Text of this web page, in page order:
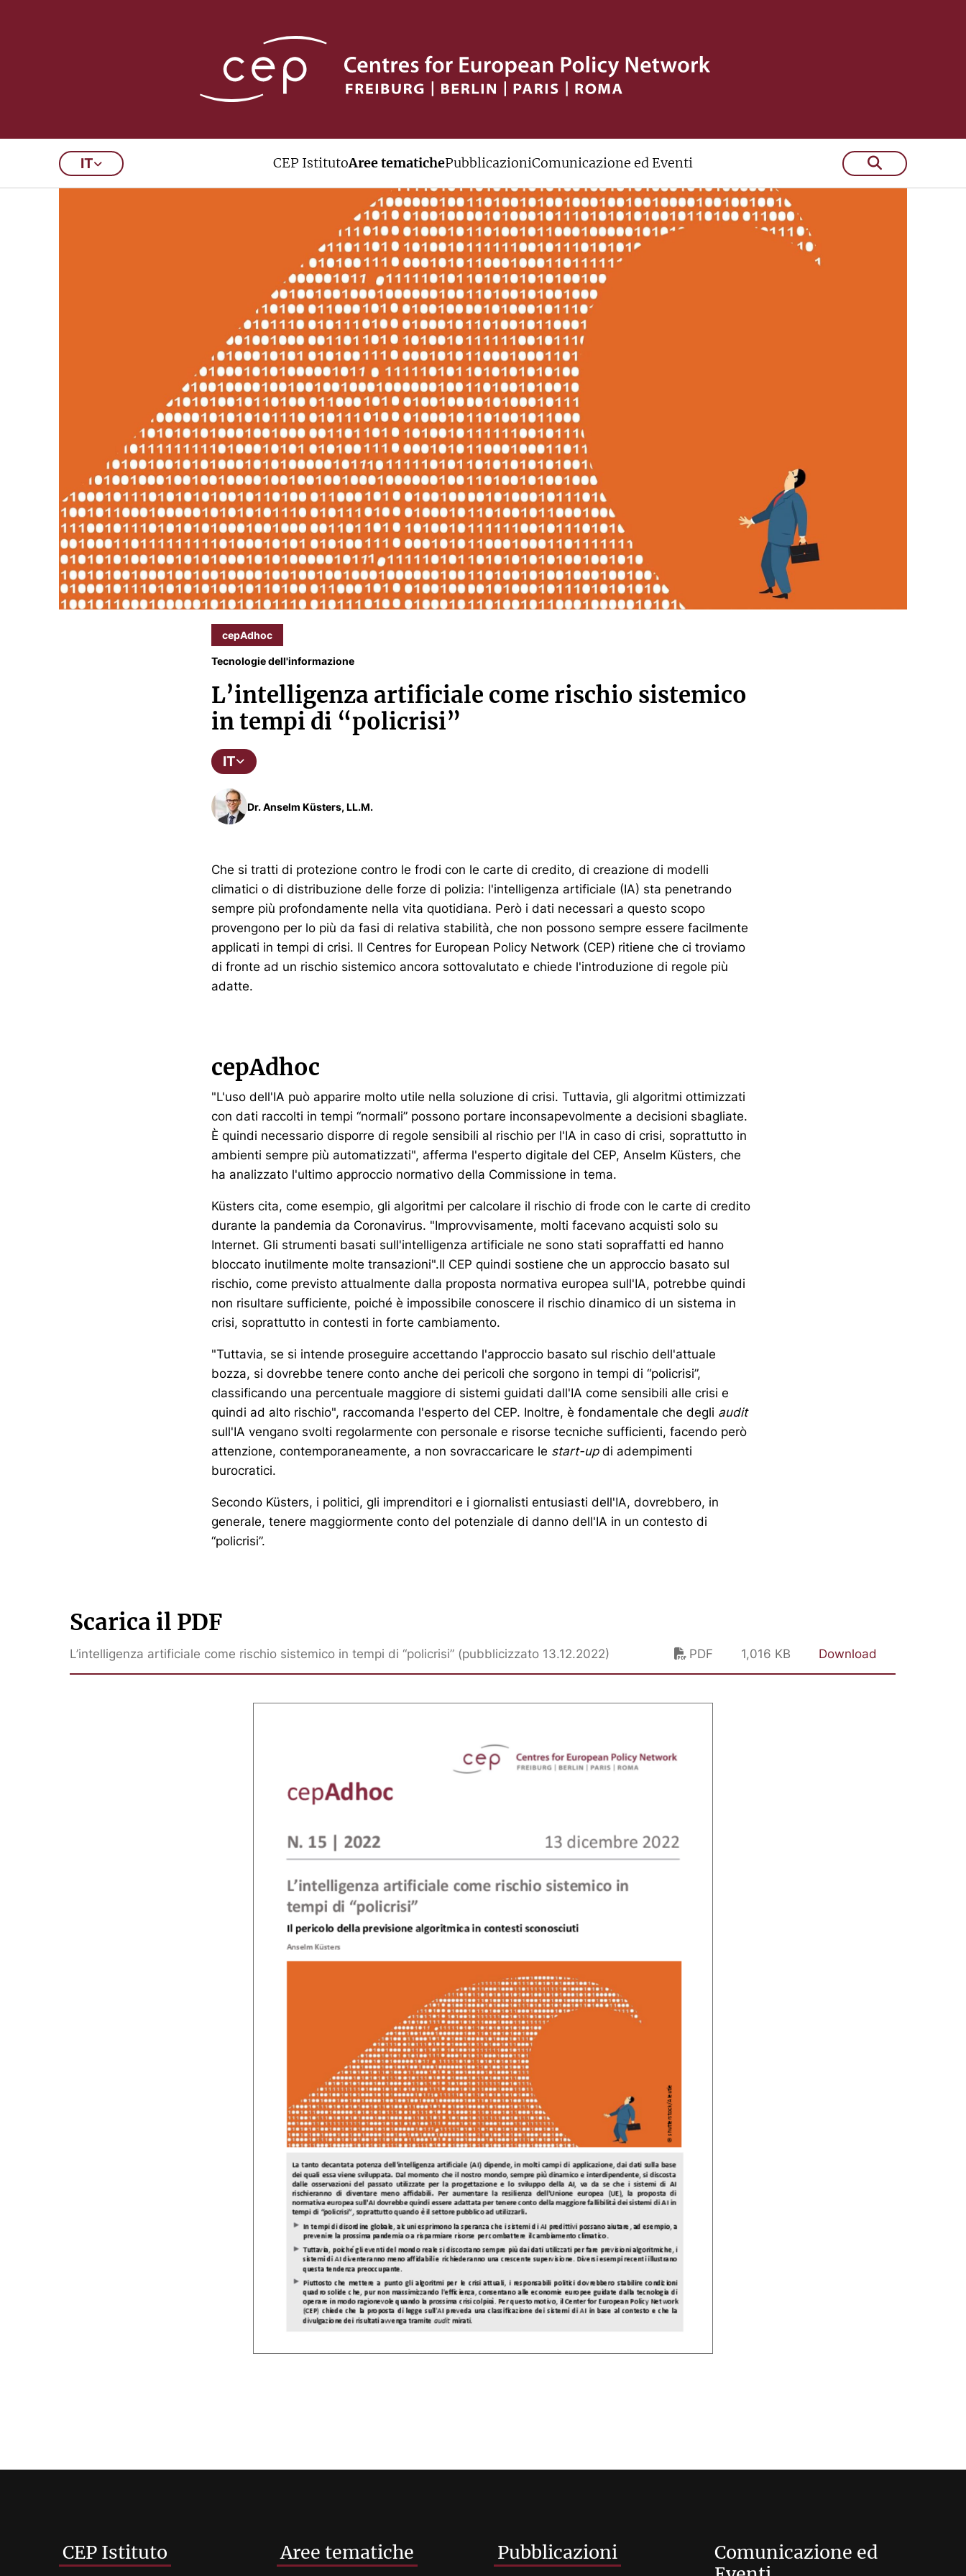
IT CEP IstitutoAree tematichePubblicazioniComunicazione ed Eventi
cepAdhoc
Tecnologie dell'informazione
L’intelligenza artificiale come rischio sistemico
in tempi di “policrisi”
IT
Dr. Anselm Küsters, LL.M.
Che si tratti di protezione contro le frodi con le carte di credito, di creazione di modelli
climatici o di distribuzione delle forze di polizia: l'intelligenza artificiale (IA) sta penetrando
sempre più profondamente nella vita quotidiana. Però i dati necessari a questo scopo
provengono per lo più da fasi di relativa stabilità, che non possono sempre essere facilmente
applicati in tempi di crisi. Il Centres for European Policy Network (CEP) ritiene che ci troviamo
di fronte ad un rischio sistemico ancora sottovalutato e chiede l'introduzione di regole più
adatte.
cepAdhoc
"L'uso dell'IA può apparire molto utile nella soluzione di crisi. Tuttavia, gli algoritmi ottimizzati
con dati raccolti in tempi “normali” possono portare inconsapevolmente a decisioni sbagliate.
È quindi necessario disporre di regole sensibili al rischio per l'IA in caso di crisi, soprattutto in
ambienti sempre più automatizzati", afferma l'esperto digitale del CEP, Anselm Küsters, che
ha analizzato l'ultimo approccio normativo della Commissione in tema.
Küsters cita, come esempio, gli algoritmi per calcolare il rischio di frode con le carte di credito
durante la pandemia da Coronavirus. "Improvvisamente, molti facevano acquisti solo su
Internet. Gli strumenti basati sull'intelligenza artificiale ne sono stati sopraffatti ed hanno
bloccato inutilmente molte transazioni".Il CEP quindi sostiene che un approccio basato sul
rischio, come previsto attualmente dalla proposta normativa europea sull'IA, potrebbe quindi
non risultare sufficiente, poiché è impossibile conoscere il rischio dinamico di un sistema in
crisi, soprattutto in contesti in forte cambiamento.
"Tuttavia, se si intende proseguire accettando l'approccio basato sul rischio dell'attuale
bozza, si dovrebbe tenere conto anche dei pericoli che sorgono in tempi di “policrisi”,
classificando una percentuale maggiore di sistemi guidati dall'IA come sensibili alle crisi e
quindi ad alto rischio", raccomanda l'esperto del CEP. Inoltre, è fondamentale che degli audit
sull'IA vengano svolti regolarmente con personale e risorse tecniche sufficienti, facendo però
attenzione, contemporaneamente, a non sovraccaricare le start-updi adempimenti
burocratici.
Secondo Küsters, i politici, gli imprenditori e i giornalisti entusiasti dell'IA, dovrebbero, in
generale, tenere maggiormente conto del potenziale di danno dell'IA in un contesto di
“policrisi”.
Scarica il PDF
L’intelligenza artificiale come rischio sistemico in tempi di “policrisi” (pubblicizzato 13.12.2022) PDF 1,016 KB Download
CEP Istituto Aree tematiche Pubblicazioni
Comunicazione ed